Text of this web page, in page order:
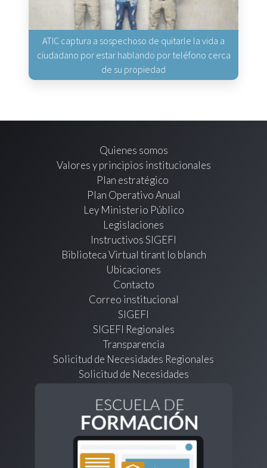
ATIC captura a sospechoso de quitarle la vida a
ciudadano por estar hablando por teléfono cerca
de su propiedad
Quienes somos
Valores y principios institucionales
Plan estratégico
Plan Operativo Anual
Ley Ministerio Público
Legislaciones
Instructivos SIGEFI
Biblioteca Virtual tirant lo blanch
Ubicaciones
Contacto
Correo institucional
SIGEFI
SIGEFI Regionales
Transparencia
Solicitud de Necesidades Regionales
Solicitud de Necesidades